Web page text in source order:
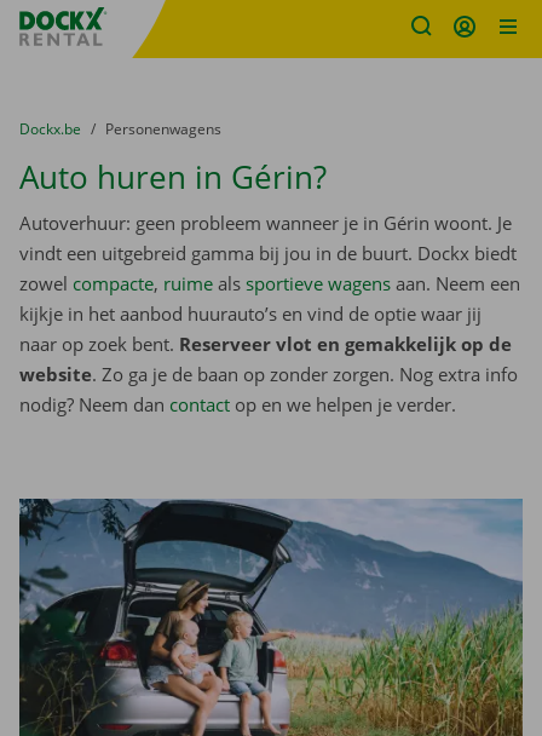
Fratello DEMO
U bevindt zich hier:
van
Dockx.be naar
Personenwagens
Auto huren in Gérin?
Autoverhuur: geen probleem wanneer je in Gérin woont. Je
vindt een uitgebreid gamma bij jou in de buurt. Dockx biedt
zowel compacte, ruime als sportieve wagens aan. Neem een
kijkje in het aanbod huurauto’s en vind de optie waar jij
naar op zoek bent. Reserveer vlot en gemakkelijk op de
website. Zo ga je de baan op zonder zorgen. Nog extra info
nodig? Neem dan contact op en we helpen je verder.